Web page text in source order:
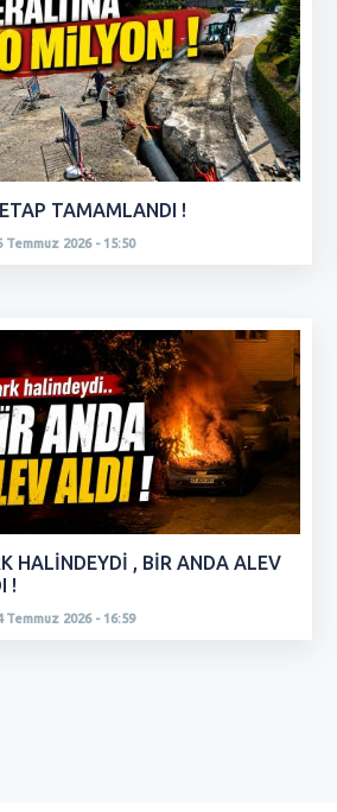
TAMAMLANDI !
Temmuz 2026 - 15:50
HALİNDEYDİ , BİR ANDA ALEV
!
Temmuz 2026 - 16:59